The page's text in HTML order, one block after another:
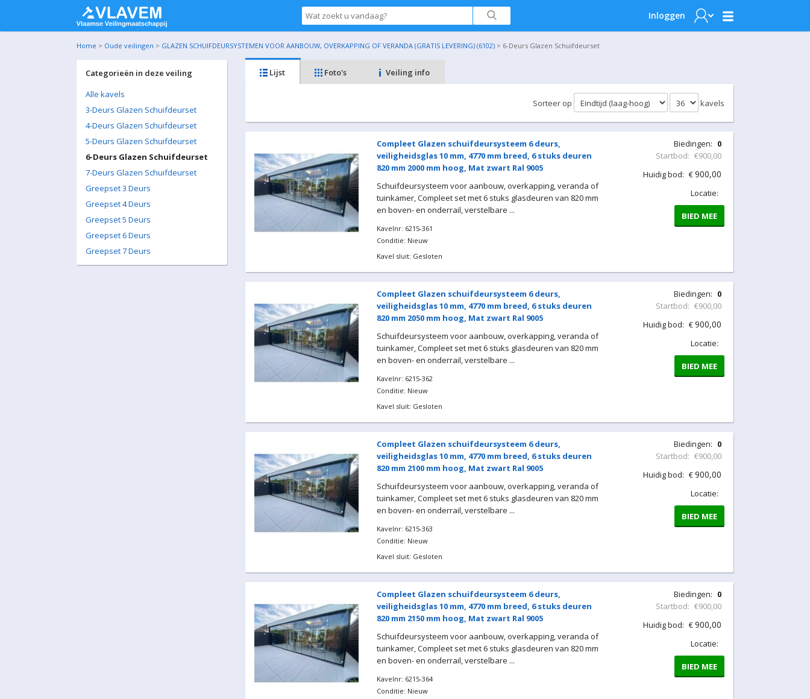
Inloggen
Home > Oude veilingen > GLAZEN SCHUIFDEURSYSTEMEN VOOR AANBOUW, OVERKAPPING OF VERANDA (GRATIS LEVERING) (6102) > 6-Deurs Glazen Schuifdeurset
Categorieën in deze veiling
Alle kavels
3-Deurs Glazen Schuifdeurset
4-Deurs Glazen Schuifdeurset
5-Deurs Glazen Schuifdeurset
6-Deurs Glazen Schuifdeurset
7-Deurs Glazen Schuifdeurset
Greepset 3 Deurs
Greepset 4 Deurs
Greepset 5 Deurs
Greepset 6 Deurs
Greepset 7 Deurs
Lijst Foto's Veiling info
Sorteer op kavels
Compleet Glazen schuifdeursysteem 6 deurs,
veiligheidsglas 10 mm, 4770 mm breed, 6 stuks deuren
820 mm 2000 mm hoog, Mat zwart Ral 9005
Schuifdeursysteem voor aanbouw, overkapping, veranda of
tuinkamer, Compleet set met 6 stuks glasdeuren van 820 mm
en boven- en onderrail, verstelbare ...
Kavelnr: 6215-361
Conditie: Nieuw
Kavel sluit: Gesloten
Biedingen: 0
Startbod: €900,00
Huidig bod: €900,00
Locatie:
BIED MEE
Compleet Glazen schuifdeursysteem 6 deurs,
veiligheidsglas 10 mm, 4770 mm breed, 6 stuks deuren
820 mm 2050 mm hoog, Mat zwart Ral 9005
Schuifdeursysteem voor aanbouw, overkapping, veranda of
tuinkamer, Compleet set met 6 stuks glasdeuren van 820 mm
en boven- en onderrail, verstelbare ...
Kavelnr: 6215-362
Conditie: Nieuw
Kavel sluit: Gesloten
Biedingen: 0
Startbod: €900,00
Huidig bod: €900,00
Locatie:
BIED MEE
Compleet Glazen schuifdeursysteem 6 deurs,
veiligheidsglas 10 mm, 4770 mm breed, 6 stuks deuren
820 mm 2100 mm hoog, Mat zwart Ral 9005
Schuifdeursysteem voor aanbouw, overkapping, veranda of
tuinkamer, Compleet set met 6 stuks glasdeuren van 820 mm
en boven- en onderrail, verstelbare ...
Kavelnr: 6215-363
Conditie: Nieuw
Kavel sluit: Gesloten
Biedingen: 0
Startbod: €900,00
Huidig bod: €900,00
Locatie:
BIED MEE
Compleet Glazen schuifdeursysteem 6 deurs,
veiligheidsglas 10 mm, 4770 mm breed, 6 stuks deuren
820 mm 2150 mm hoog, Mat zwart Ral 9005
Schuifdeursysteem voor aanbouw, overkapping, veranda of
tuinkamer, Compleet set met 6 stuks glasdeuren van 820 mm
en boven- en onderrail, verstelbare ...
Kavelnr: 6215-364
Conditie: Nieuw
Biedingen: 0
Startbod: €900,00
Huidig bod: €900,00
Locatie:
BIED MEE